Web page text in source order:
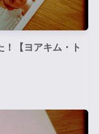
！【ヨアキム・ト